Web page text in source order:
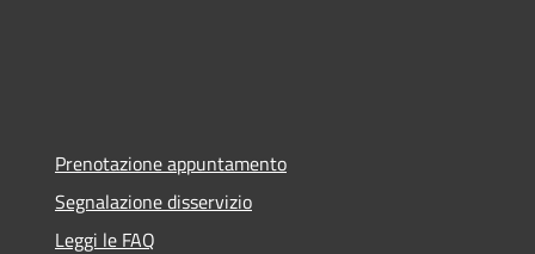
Prenotazione appuntamento
Segnalazione disservizio
Leggi le FAQ